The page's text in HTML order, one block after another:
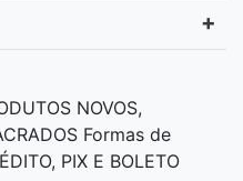
NOVOS,
Formas de
PIX E BOLETO